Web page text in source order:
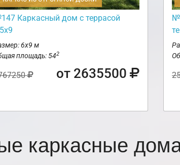
Каркасный дом с террасой
6х9 м
площадь: 542
от 2635500
каркасные